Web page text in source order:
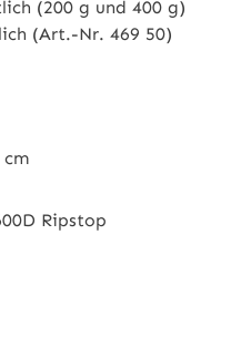
(200 g und 400 g)
(Art.-Nr. 469 50)
cm
Ripstop